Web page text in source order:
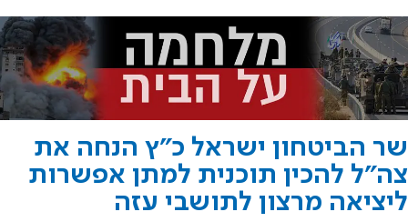
שר הביטחון ישראל כ"ץ הנחה את
צה"ל להכין תוכנית למתן אפשרות
ליציאה מרצון לתושבי עזה